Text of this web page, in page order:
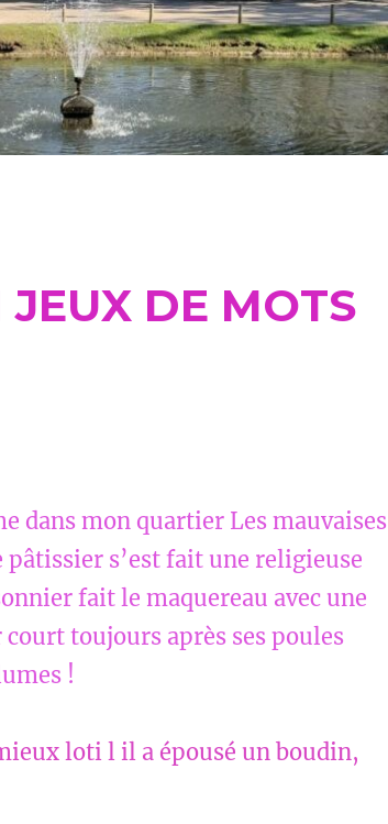
DE MOTS
dans mon quartier Les mauvaises
s’est fait une religieuse
fait le maquereau avec une
toujours après ses poules
!
loti l il a épousé un boudin,